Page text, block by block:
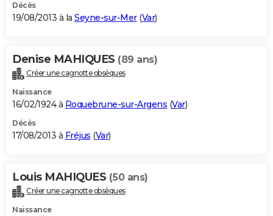
Décès
19/08/2013 à la Seyne-sur-Mer(Var)
Denise MAHIQUES (89 ans)
Créer une cagnotte obsèques
Naissance
16/02/1924 à Roquebrune-sur-Argens (Var)
Décès
17/08/2013 à Fréjus (Var)
Louis MAHIQUES (50 ans)
Créer une cagnotte obsèques
Naissance